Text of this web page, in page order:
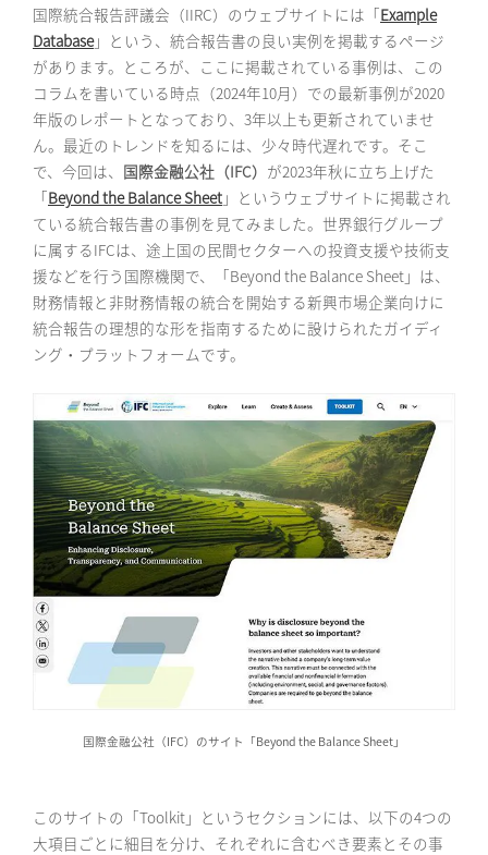
国際統合報告評議会（IIRC）のウェブサイトには「Example
Database」という、統合報告書の良い実例を掲載するページ
があります。ところが、ここに掲載されている事例は、この
コラムを書いている時点（2024年10月）での最新事例が2020
年版のレポートとなっており、3年以上も更新されていませ
ん。最近のトレンドを知るには、少々時代遅れです。そこ
で、今回は、 国際金融公社（IFC） が2023年秋に立ち上げた
「Beyond the Balance Sheet 」というウェブサイトに掲載され
ている統合報告書の事例を見てみました。世界銀行グループ
に属するIFCは、途上国の民間セクターへの投資支援や技術支
援などを行う国際機関で、「Beyond the Balance Sheet」は、
財務情報と非財務情報の統合を開始する新興市場企業向けに
統合報告の理想的な形を指南するために設けられたガイディ
ング・プラットフォームです。
国際金融公社（IFC）のサイト「Beyond the Balance Sheet」
このサイトの「Toolkit」というセクションには、以下の4つの
大項目ごとに細目を分け、それぞれに含むべき要素とその事